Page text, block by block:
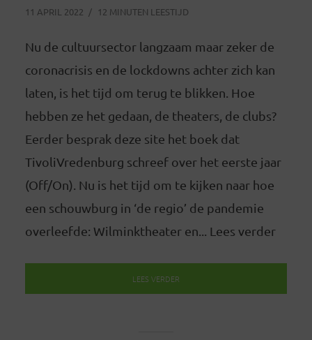
11 APRIL 2022
12 MINUTEN LEESTIJD
Nu de cultuursector langzaam maar zeker de
coronacrisis en de lockdowns achter zich kan
laten, is het tijd om terug te blikken. Hoe
hebben ze het gedaan, de theaters, de clubs?
Eerder besprak deze site het boek dat
TivoliVredenburg schreef over het eerste jaar
(Off/On). Nu is het tijd om te kijken naar hoe
een schouwburg in ‘de regio’ de pandemie
overleefde: Wilminktheater en... Lees verder
LEES VERDER